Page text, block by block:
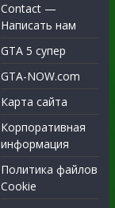
Contact —
Написать нам
GTA 5 супер
GTA-NOW.com
Карта сайта
Корпоративная
информация
Политика файлов
Cookie